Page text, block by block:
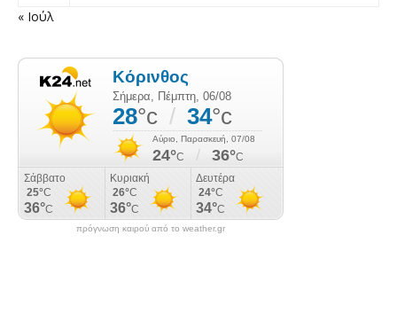
« Ιούλ
πρόγνωση καιρού από το weather.gr